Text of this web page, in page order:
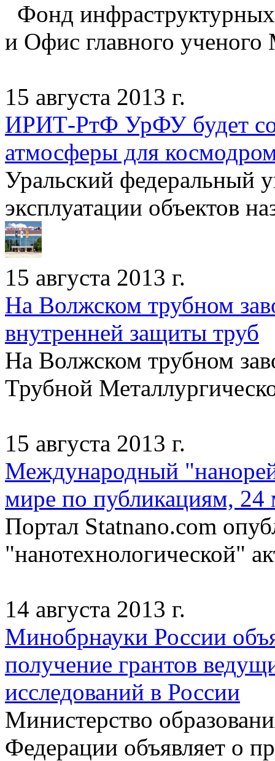
Фонд
и Офис главного ученого
15 августа 2013 г.
ИРИТ-РтФ УрФУ будет
атмосферы для
Уральский федеральный
эксплуатации объектов
15 августа 2013 г.
На Волжском трубном
внутренней защиты труб
На Волжском трубном
Трубной
15 августа 2013 г.
Международный
мире по публикациям, 24
Портал Statnano.com
"нанотехнологической"
14 августа 2013 г.
Минобрнауки России
получение грантов
исследований в России
Министерство
Федерации объявляет о